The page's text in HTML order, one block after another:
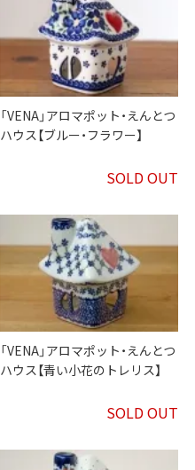
「VENA」アロマポット・えんとつ
ハウス【ブルー・フラワー】
SOLD OUT
「VENA」アロマポット・えんとつ
ハウス【青い小花のトレリス】
SOLD OUT